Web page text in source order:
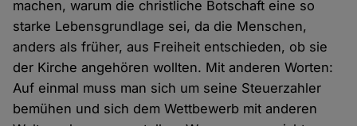
machen, warum die christliche Botschaft eine so
starke Lebensgrundlage sei, da die Menschen,
anders als früher, aus Freiheit entschieden, ob sie
der Kirche angehören wollten. Mit anderen Worten:
Auf einmal muss man sich um seine Steuerzahler
bemühen und sich dem Wettbewerb mit anderen